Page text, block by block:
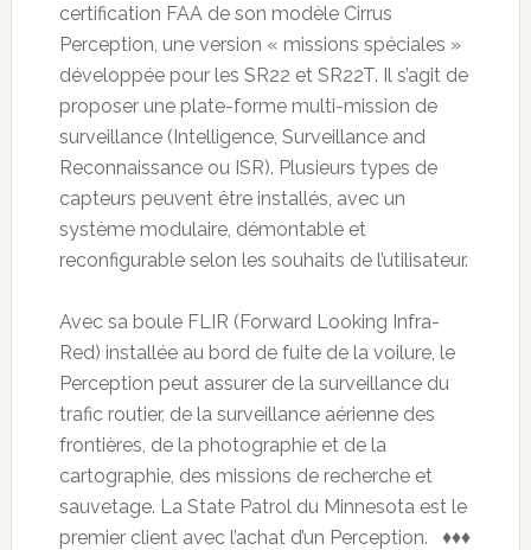
certification FAA de son modèle Cirrus
Perception, une version « missions spéciales »
développée pour les SR22 et SR22T. Il s’agit de
proposer une plate-forme multi-mission de
surveillance (Intelligence, Surveillance and
Reconnaissance ou ISR). Plusieurs types de
capteurs peuvent être installés, avec un
système modulaire, démontable et
reconfigurable selon les souhaits de l’utilisateur.
Avec sa boule FLIR (Forward Looking Infra-
Red) installée au bord de fuite de la voilure, le
Perception peut assurer de la surveillance du
trafic routier, de la surveillance aérienne des
frontières, de la photographie et de la
cartographie, des missions de recherche et
sauvetage. La State Patrol du Minnesota est le
premier client avec l’achat d’un Perception. ♦♦♦